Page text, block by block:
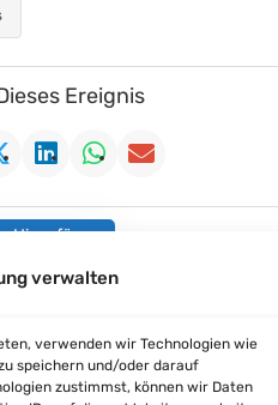
verwalten
verwenden wir Technologien wie
speichern und/oder darauf
zustimmst, können wir Daten
Ereignis
Hinzufügen
fuer Dich, Mann